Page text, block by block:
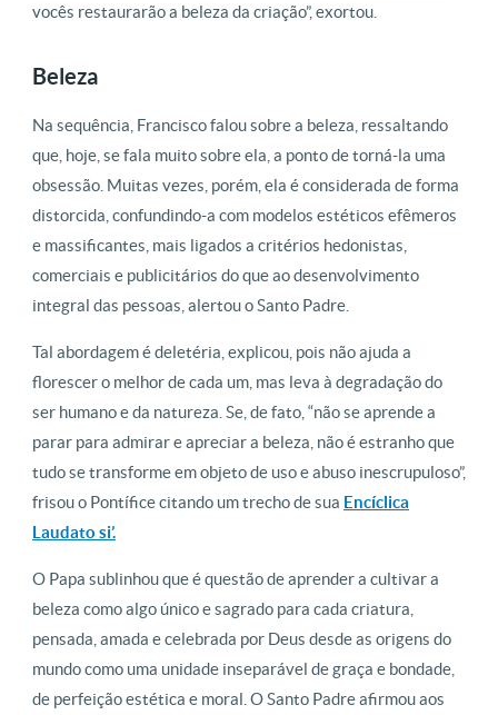
vocês restaurarão a beleza da criação”, exortou.
Beleza
Na sequência, Francisco falou sobre a beleza, ressaltando
que, hoje, se fala muito sobre ela, a ponto de torná-la uma
obsessão. Muitas vezes, porém, ela é considerada de forma
distorcida, confundindo-a com modelos estéticos efêmeros
e massificantes, mais ligados a critérios hedonistas,
comerciais e publicitários do que ao desenvolvimento
integral das pessoas, alertou o Santo Padre.
Tal abordagem é deletéria, explicou, pois não ajuda a
florescer o melhor de cada um, mas leva à degradação do
ser humano e da natureza. Se, de fato, “não se aprende a
parar para admirar e apreciar a beleza, não é estranho que
tudo se transforme em objeto de uso e abuso inescrupuloso”,
frisou o Pontífice citando um trecho de sua Encíclica
Laudato si’.
O Papa sublinhou que é questão de aprender a cultivar a
beleza como algo único e sagrado para cada criatura,
pensada, amada e celebrada por Deus desde as origens do
mundo como uma unidade inseparável de graça e bondade,
de perfeição estética e moral. O Santo Padre afirmou aos